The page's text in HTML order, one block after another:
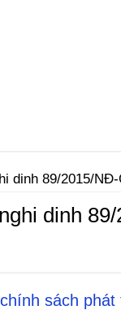
dinh 89/2015/
nghi dinh
sách phát